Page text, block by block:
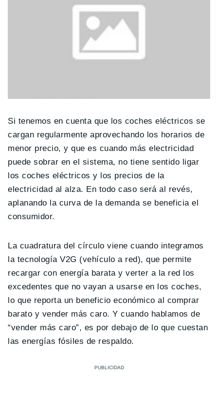
Si tenemos en cuenta que los coches eléctricos se
cargan regularmente aprovechando los horarios de
menor precio, y que es cuando más electricidad
puede sobrar en el sistema, no tiene sentido ligar
los coches eléctricos y los precios de la
electricidad al alza. En todo caso será al revés,
aplanando la curva de la demanda se beneficia el
consumidor.
La cuadratura del círculo viene cuando integramos
la tecnología V2G (vehículo a red), que permite
recargar con energía barata y verter a la red los
excedentes que no vayan a usarse en los coches,
lo que reporta un beneficio económico al comprar
barato y vender más caro. Y cuando hablamos de
“vender más caro”, es por debajo de lo que cuestan
las energías fósiles de respaldo.